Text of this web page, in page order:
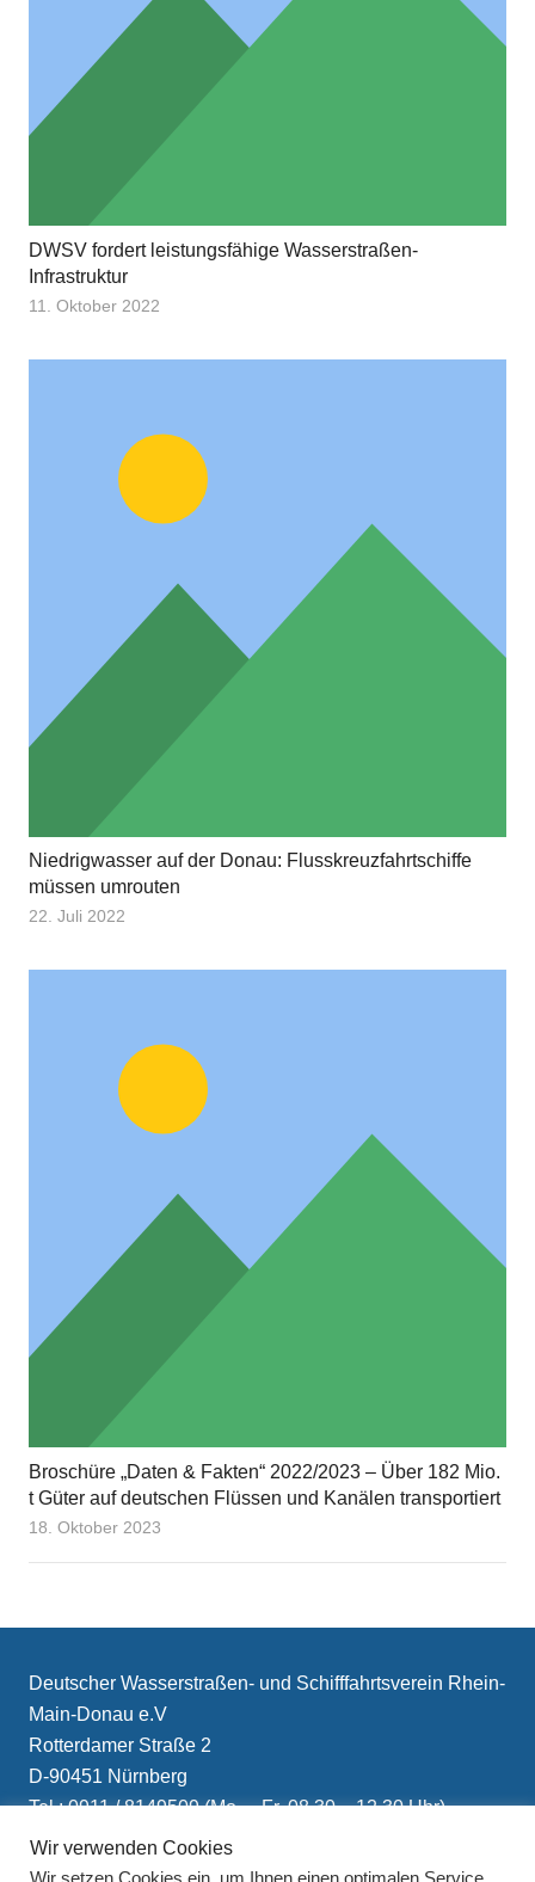
DWSV fordert leistungsfähige Wasserstraßen-
Infrastruktur
11. Oktober 2022
Niedrigwasser auf der Donau: Flusskreuzfahrtschiffe
müssen umrouten
22. Juli 2022
Broschüre „Daten & Fakten“ 2022/2023 – Über 182 Mio.
t Güter auf deutschen Flüssen und Kanälen transportiert
18. Oktober 2023
Deutscher Wasserstraßen- und Schifffahrtsverein Rhein-
Main-Donau e.V
Rotterdamer Straße 2
D-90451 Nürnberg
Tel.: 0911 / 8149509 (Mo. – Fr. 08.30 – 12.30 Uhr)
E-Mail: info(at)schifffahrtsverein.de
Wir verwenden Cookies